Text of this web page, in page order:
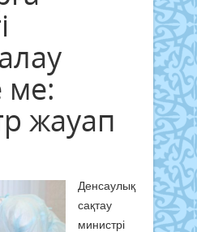
ме:
жауап
Денсаулық
сақтау
министрі